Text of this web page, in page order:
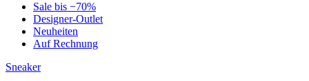
Sale bis −70%
Designer-Outlet
Neuheiten
Auf Rechnung
Sneaker